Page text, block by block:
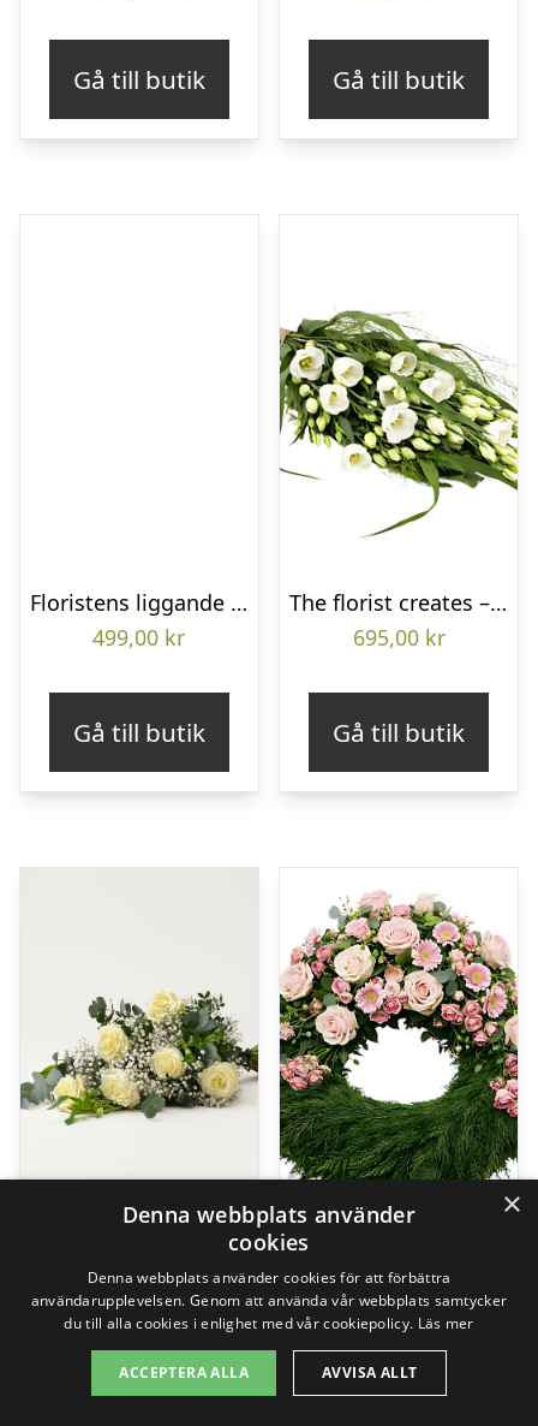
Gå till butik Gå till butik
Floristens liggande bukett
499,00 kr
Gå till butik
The florist creates – Funeral bouquet
695,00 kr
Gå till butik
Saknad, liggande bukett
799,00kr
Gå till butik
Begravningskrans
2495,00kr
Gå till butik
×
Denna webbplats använder
cookies
Denna webbplats använder cookies för att förbättra
användarupplevelsen. Genom att använda vår webbplats samtycker
du till alla cookies i enlighet med vår cookiepolicy. Läs mer
ACCEPTERA ALLA AVVISA ALLT